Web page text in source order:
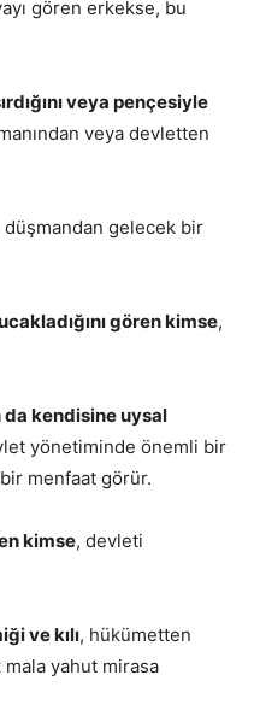
gören erkekse, bu
veya pençesiyle
veya devletten
düşmandan gelecek bir
gören kimse,
da kendisine uysal
yönetiminde önemli bir
menfaat görür.
kimse, devleti
ve kılı, hükümetten
yahut mirasa